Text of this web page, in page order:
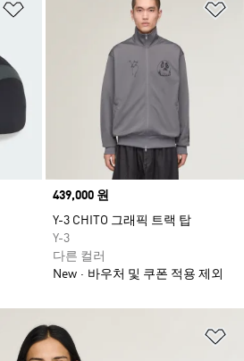
Price
439,000 원
Y-3 CHITO 그래픽 트랙 탑
Y-3
다른 컬러
New
바우처 및 쿠폰 적용 제외